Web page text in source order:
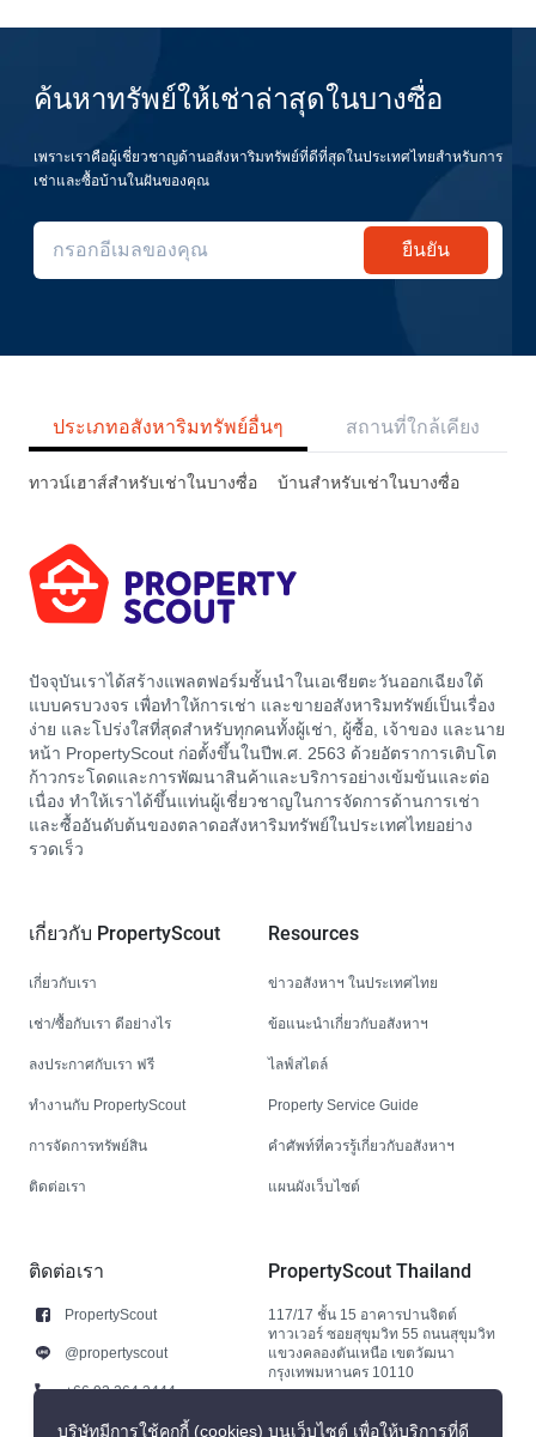
ค้นหาทรัพย์ให้เช่าล่าสุดในบางซื่อ
เพราะเราคือผู้เชี่ยวชาญด้านอสังหาริมทรัพย์ที่ดีที่สุดในประเทศไทยสำหรับการ
เช่าและซื้อบ้านในฝันของคุณ
ยืนยัน
ประเภทอสังหาริมทรัพย์อื่นๆ สถานที่ใกล้เคียง
ทาวน์เฮาส์สำหรับเช่าในบางซื่อ บ้านสำหรับเช่าในบางซื่อ
ปัจจุบันเราได้สร้างแพลตฟอร์มชั้นนำในเอเชียตะวันออกเฉียงใต้
แบบครบวงจร เพื่อทำให้การเช่า และขายอสังหาริมทรัพย์เป็นเรื่อง
ง่าย และโปร่งใสที่สุดสำหรับทุกคนทั้งผู้เช่า, ผู้ซื้อ, เจ้าของ และนาย
หน้า PropertyScout ก่อตั้งขึ้นในปีพ.ศ. 2563 ด้วยอัตราการเติบโต
ก้าวกระโดดและการพัฒนาสินค้าและบริการอย่างเข้มข้นและต่อ
เนื่อง ทำให้เราได้ขึ้นแท่นผู้เชี่ยวชาญในการจัดการด้านการเช่า
และซื้ออันดับต้นของตลาดอสังหาริมทรัพย์ในประเทศไทยอย่าง
รวดเร็ว
เกี่ยวกับ PropertyScout
เกี่ยวกับเรา
เช่า/ซื้อกับเรา ดีอย่างไร
ลงประกาศกับเรา ฟรี
ทำงานกับ PropertyScout
การจัดการทรัพย์สิน
ติดต่อเรา
Resources
ข่าวอสังหาฯ ในประเทศไทย
ข้อแนะนำเกี่ยวกับอสังหาฯ
ไลฟ์สไตล์
Property Service Guide
คำศัพท์ที่ควรรู้เกี่ยวกับอสังหาฯ
แผนผังเว็บไซต์
ติดต่อเรา
PropertyScout
@propertyscout
+66 92 264 3444
+66 92 264 3444
PropertyScout Thailand
117/17 ชั้น 15 อาคารปานจิตต์
ทาวเวอร์ ซอยสุขุมวิท 55 ถนนสุขุมวิท
แขวงคลองตันเหนือ เขตวัฒนา
กรุงเทพมหานคร 10110
บริษัทมีการใช้คุกกี้ (cookies) บนเว็บไซต์ เพื่อให้บริการที่ดี